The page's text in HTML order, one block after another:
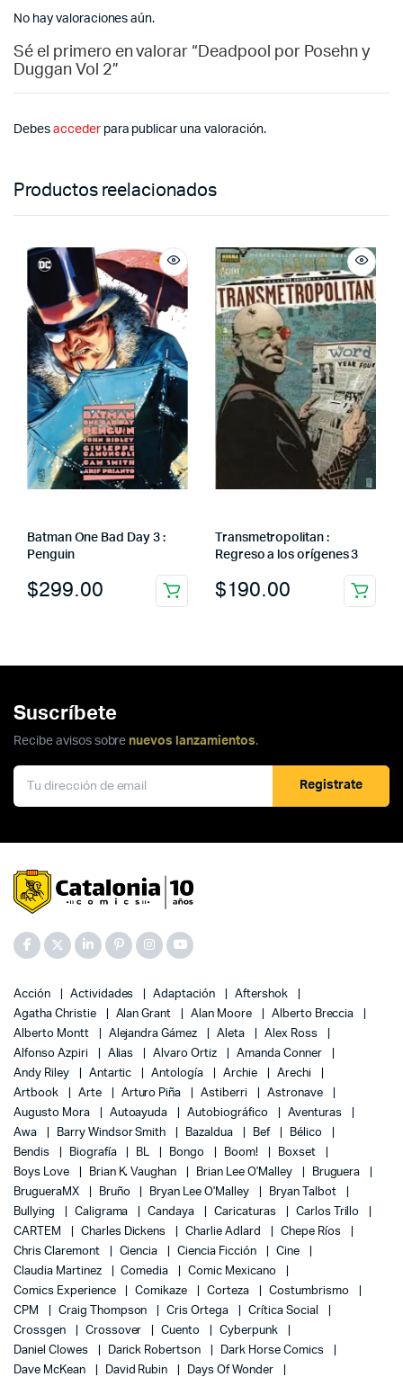
No hay valoraciones aún.
Sé el primero en valorar “Deadpool por Posehn y
Duggan Vol 2”
Debes accederpara publicar una valoración.
Productos reelacionados
Batman One Bad Day 3 :
Penguin
$299.00
Transmetropolitan :
Regreso a los orígenes 3
$190.00
Suscríbete
Recibe avisos sobre nuevos lanzamientos.
Registrate
Acción Actividades Adaptación
Aftershok
Agatha Christie
Alan Grant Alan Moore
Alberto Breccia
Alberto Montt
Alejandra Gámez Aleta
Alex Ross
Alfonso Azpiri
Alias Alvaro Ortiz
Amanda Conner
Andy Riley
Antartic Antología Archie
Arechi
Artbook
Arte Arturo Piña Astiberri
Astronave
Augusto Mora
Autoayuda Autobiográfico
Aventuras
Awa
Barry Windsor Smith Bazaldua Bef
Bélico
Bendis
Biografía BL Bongo Boom!
Boxset
Boys Love
Brian K. Vaughan Brian Lee O'Malley
Bruguera
BrugueraMX
Bruño Bryan Lee O'Malley
Bryan Talbot
Bullying
Caligrama Candaya Caricaturas
Carlos Trillo
CARTEM
Charles Dickens Charlie Adlard
Chepe Ríos
Chris Claremont
Ciencia Ciencia Ficción
Cine
Claudia Martinez
Comedia
Comic Mexicano
Comics Experience
Comikaze Corteza
Costumbrismo
CPM
Craig Thompson Cris Ortega
Crítica Social
Crossgen
Crossover Cuento
Cyberpunk
Daniel Clowes
Darick Robertson
Dark Horse Comics
Dave McKean
David Rubin
Days Of Wonder